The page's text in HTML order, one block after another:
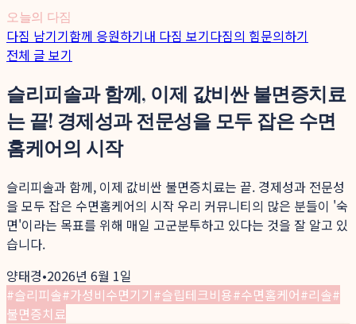
오늘의 다짐
다짐 남기기함께 응원하기내 다짐 보기다짐의 힘문의하기
전체 글 보기
슬리피솔과 함께, 이제 값비싼 불면증치료
는 끝! 경제성과 전문성을 모두 잡은 수면
홈케어의 시작
슬리피솔과 함께, 이제 값비싼 불면증치료는 끝. 경제성과 전문성
을 모두 잡은 수면홈케어의 시작 우리 커뮤니티의 많은 분들이 '숙
면'이라는 목표를 위해 매일 고군분투하고 있다는 것을 잘 알고 있
습니다.
양태경•2026년 6월 1일
#슬리피솔#가성비수면기기#슬립테크비용#수면홈케어#리솔#
불면증치료